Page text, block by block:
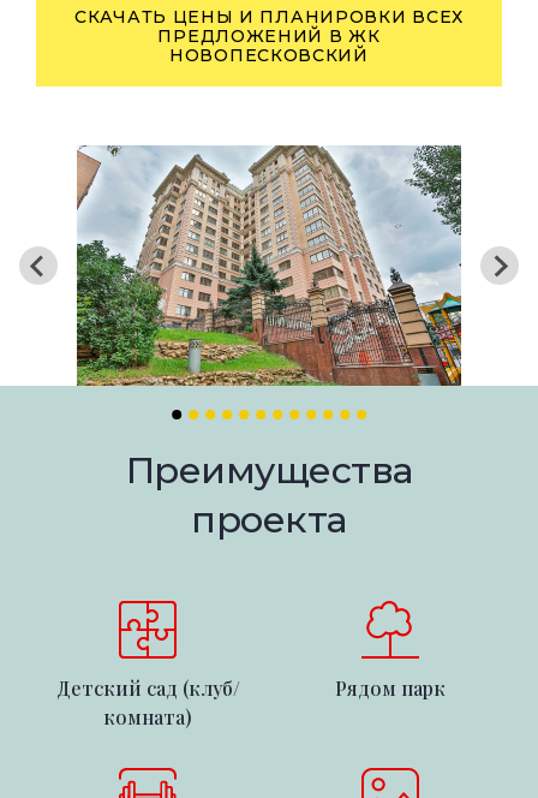
СКАЧАТЬ ЦЕНЫ И ПЛАНИРОВКИ ВСЕХ
ПРЕДЛОЖЕНИЙ В ЖК
НОВОПЕСКОВСКИЙ
Преимущества
проекта
Детский сад (клуб/
комната)
Рядом парк